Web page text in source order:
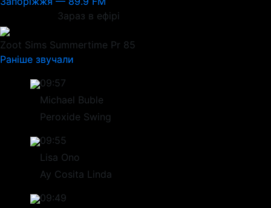
Зараз в ефірі
Zoot Sims Summertime Pr 85
Раніше звучали
09:57
Michael Buble
Peroxide Swing
09:55
Lisa Ono
Ay Cosita Linda
09:49